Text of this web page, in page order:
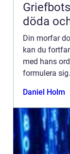
döda
Din morfar
kan du
med hans
formulera
Daniel Holm